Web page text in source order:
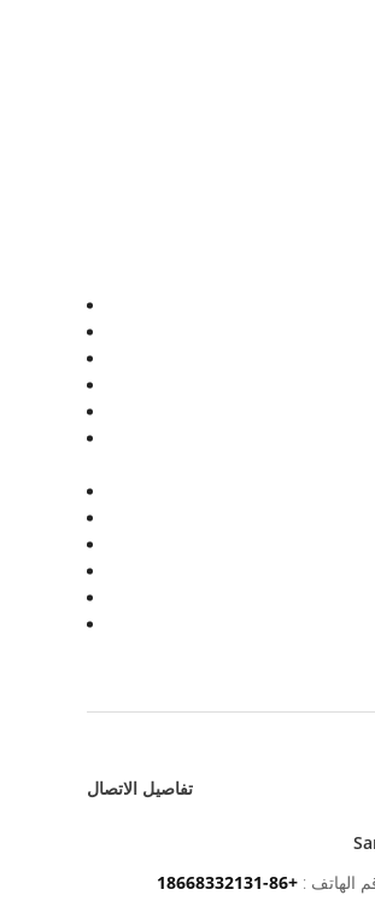
تفاصيل الاتصال
الهاتف : +86-18668332131